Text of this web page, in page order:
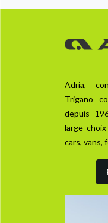
Adria,
Trigano
depuis
large
cars, vans,